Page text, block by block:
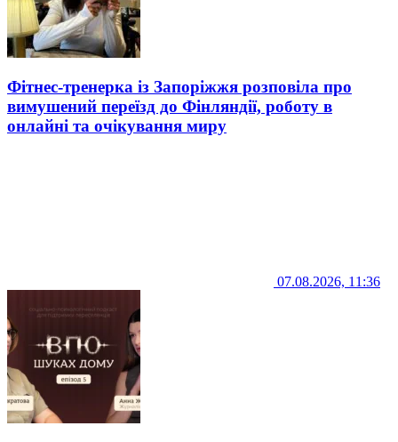
Фітнес-тренерка із Запоріжжя розповіла про
вимушений переїзд до Фінляндії, роботу в
онлайні та очікування миру
07.08.2026, 11:36